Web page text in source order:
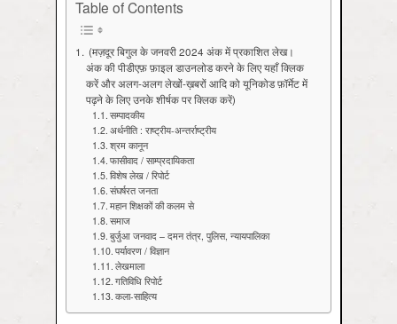
Table of Contents
(मज़दूर बिगुल के जनवरी 2024 अंक में प्रकाशित लेख।
अंक की पीडीएफ़ फ़ाइल डाउनलोड करने के लिए यहाँ क्लिक
करें और अलग-अलग लेखों-ख़बरों आदि को यूनिकोड फ़ॉर्मेट में
पढ़ने के लिए उनके शीर्षक पर क्लिक करें)
सम्पादकीय
अर्थनीति : राष्ट्रीय-अन्तर्राष्ट्रीय
श्रम कानून
फासीवाद / साम्‍प्रदायिकता
विशेष लेख / रिपोर्ट
संघर्षरत जनता
महान शिक्षकों की कलम से
समाज
बुर्जुआ जनवाद – दमन तंत्र, पुलिस, न्यायपालिका
पर्यावरण / विज्ञान
लेखमाला
गतिविधि रिपोर्ट
कला-साहित्य